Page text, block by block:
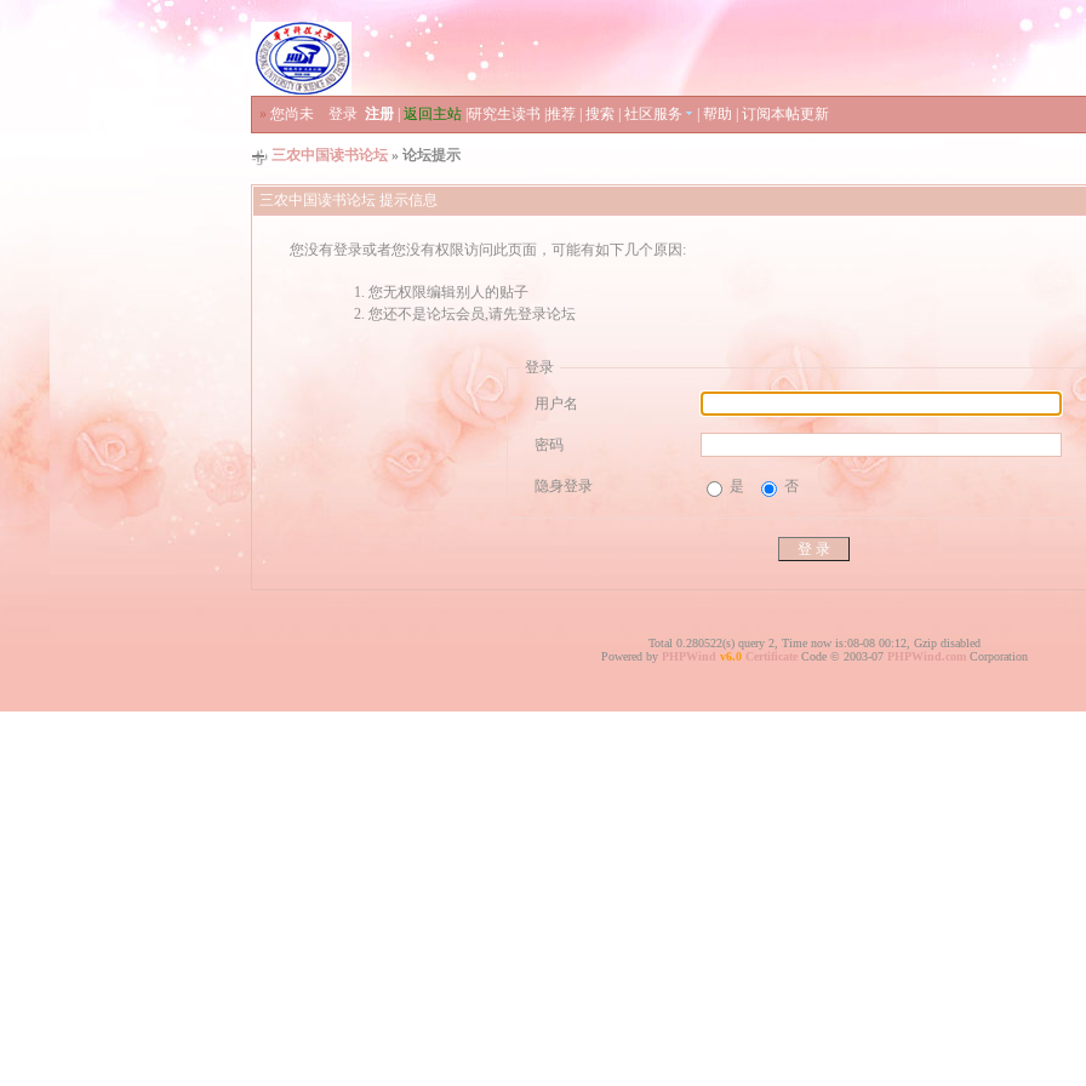
» 您尚未 登录 注册 返回主站 研究生读书 推荐 搜索 社区服务 帮助 订阅本帖更新
三农中国读书论坛 » 论坛提示
三农中国读书论坛 提示信息
您没有登录或者您没有权限访问此页面，可能有如下几个原因:
您无权限编辑别人的贴子
您还不是论坛会员,请先登录论坛
登录
用户名
密码
隐身登录 是 否
Total 0.280522(s) query 2, Time now is:08-08 00:12, Gzip disabled
Powered by PHPWind v6.0 Certificate Code © 2003-07 PHPWind.com Corporation